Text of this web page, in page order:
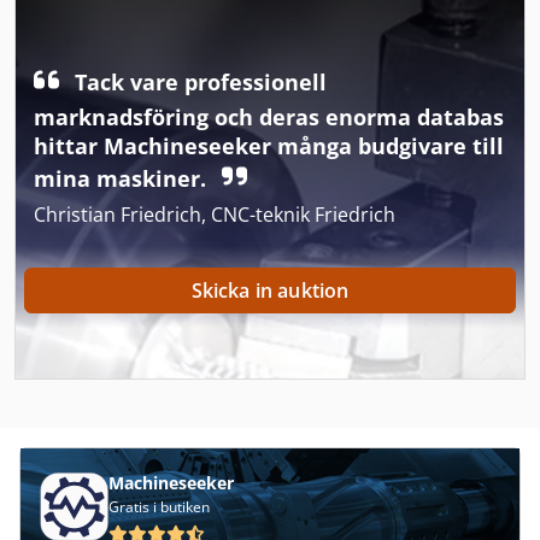
Bucher Bu 200
Gs 3268 Rt
Hbs 470
Inredning Och Design
International 2674
Lim Bindande Maskin
Limmet Binder Hall
Tack vare professionell
marknadsföring och deras enorma databas
hittar Machineseeker många budgivare till
mina maskiner.
Christian Friedrich, CNC-teknik Friedrich
Skicka in auktion
Machineseeker
Gratis i butiken